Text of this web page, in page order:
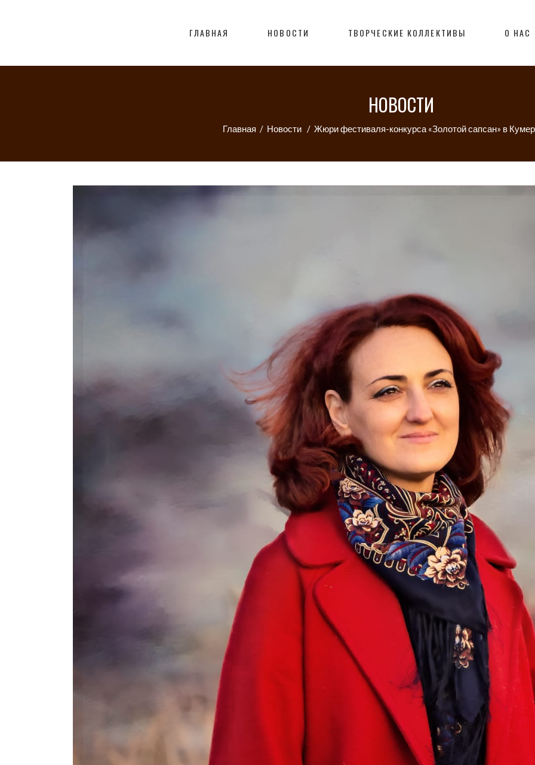
ГЛАВНАЯ НОВОСТИ ТВОРЧЕСКИЕ КОЛЛЕКТИВЫ О НАС
НОВОСТИ
Главная / Новости / Жюри фестиваля-конкурса «Золотой сапсан» в